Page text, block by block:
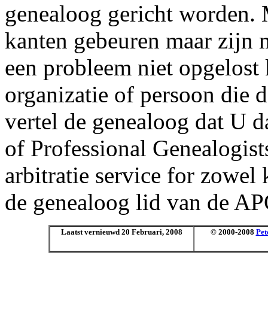
genealoog gericht worden.
kanten gebeuren maar zijn
een probleem niet
organizatie of persoon die
vertel de genealoog dat U
of Professional
arbitratie service for zowel
de genealoog lid van de
Laatst vernieuwd 20 Februari, 2008 © 2000-2008